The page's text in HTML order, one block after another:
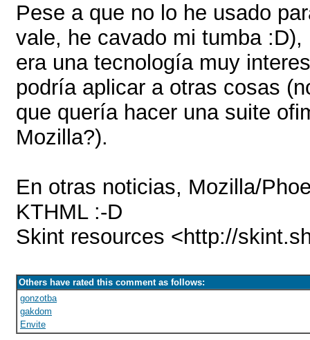
Pese a que no lo he usado
vale, he cavado mi tumba :D),
era una tecnología muy
podría aplicar a otras cosas
que quería hacer una suite
Mozilla?).
En otras noticias, Mozilla/
KTHML :-D
Skint resources <http://
Others have rated this comment as follows:
gonzotba
gakdom
Envite